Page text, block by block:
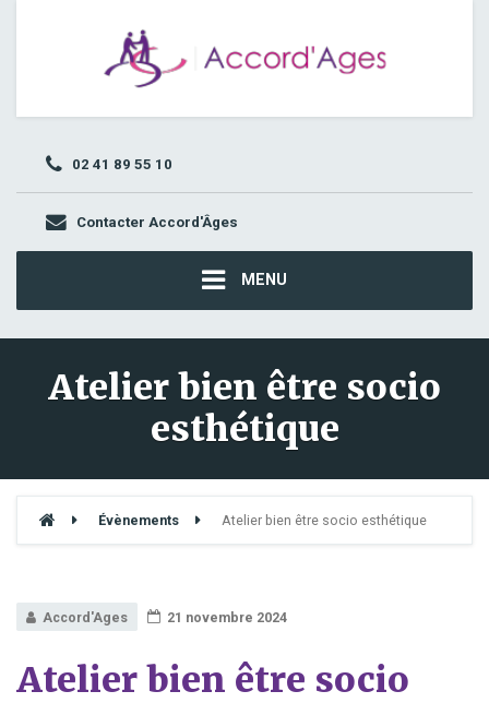
02 41 89 55 10
Contacter Accord'Âges
MENU
Atelier bien être socio
esthétique
Évènements Atelier bien être socio esthétique
Accord'Ages 21 novembre 2024
Atelier bien être socio